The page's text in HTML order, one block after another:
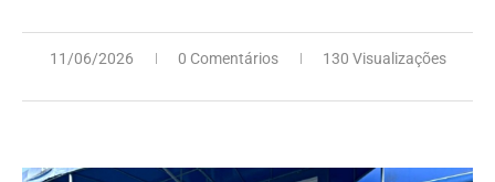
11/06/2026 0 Comentários 130 Visualizações